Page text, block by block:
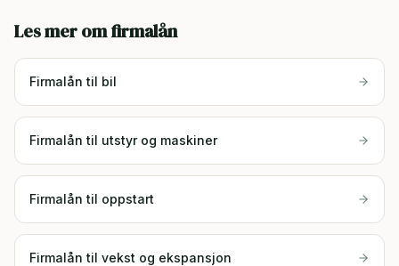
Les mer om firmalån
Firmalån til bil
Firmalån til utstyr og maskiner
Firmalån til oppstart
Firmalån til vekst og ekspansjon